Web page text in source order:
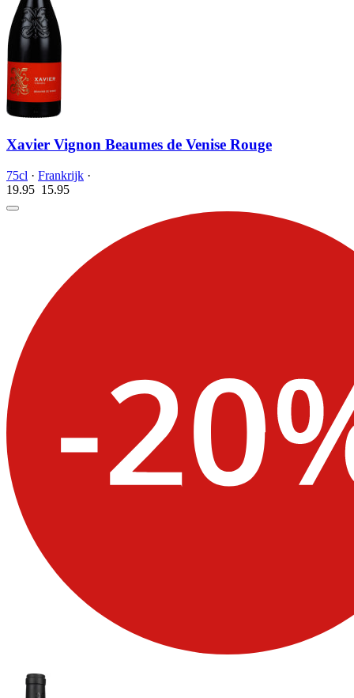
Xavier Vignon Beaumes de Venise Rouge
75cl · Frankrijk ·
19.95 15.95